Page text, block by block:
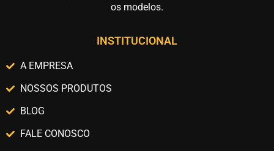
os modelos.
INSTITUCIONAL
A EMPRESA
NOSSOS PRODUTOS
BLOG
FALE CONOSCO